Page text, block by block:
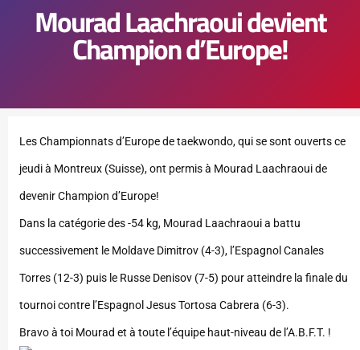
Mourad Laachraoui devient
Champion d’Europe!
Les Championnats d’Europe de taekwondo, qui se sont ouverts ce
jeudi à Montreux (Suisse), ont permis à Mourad Laachraoui de
devenir Champion d’Europe!
Dans la catégorie des -54 kg, Mourad Laachraoui a battu
successivement le Moldave Dimitrov (4-3), l’Espagnol Canales
Torres (12-3) puis le Russe Denisov (7-5) pour atteindre la finale du
tournoi contre l’Espagnol Jesus Tortosa Cabrera (6-3).
Bravo à toi Mourad et à toute l’équipe haut-niveau de l’A.B.F.T. !